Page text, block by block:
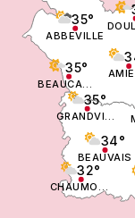
35°
35°
ABBEVILLE
35°
32°
CHAUMONT EN VEXIN
34°
BEAUVAIS